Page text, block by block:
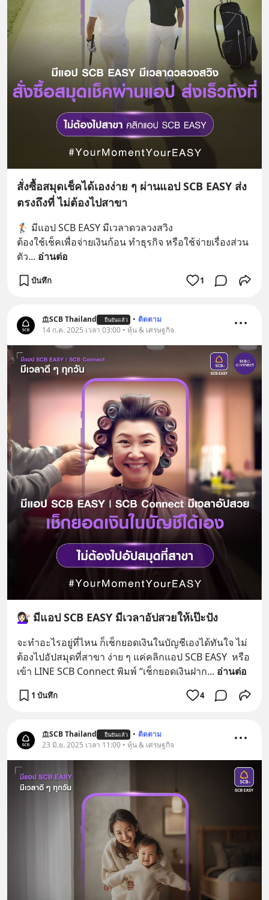
สั่งซื้อสมุดเช็คได้เองง่าย ๆ ผ่านแอป SCB EASY ส่ง
ตรงถึงที่ ไม่ต้องไปสาขา
🏌🏻 มีแอป SCB EASY มีเวลาดวลวงสวิง
ต้องใช้เช็คเพื่อจ่ายเงินก้อน ทำธุรกิจ หรือใช้จ่ายเรื่องส่วน
ตัว... อ่านต่อ
บันทึก 1
SCB Thailand ยืนยันแล้ว • ติดตาม
14 ก.ค. 2025 เวลา 03:00 • หุ้น & เศรษฐกิจ
💇🏻‍♀️ มีแอป SCB EASY มีเวลาอัปสวยให้เป๊ะปัง
จะทำอะไรอยู่ที่ไหน ก็เช็กยอดเงินในบัญชีเองได้ทันใจ ไม่
ต้องไปอัปสมุดที่สาขา ง่าย ๆ แค่คลิกแอป SCB EASY  หรือ
เข้า LINE SCB Connect พิมพ์ “เช็กยอดเงินฝาก... อ่านต่อ
1 บันทึก 4
SCB Thailand ยืนยันแล้ว • ติดตาม
23 มิ.ย. 2025 เวลา 11:00 • หุ้น & เศรษฐกิจ